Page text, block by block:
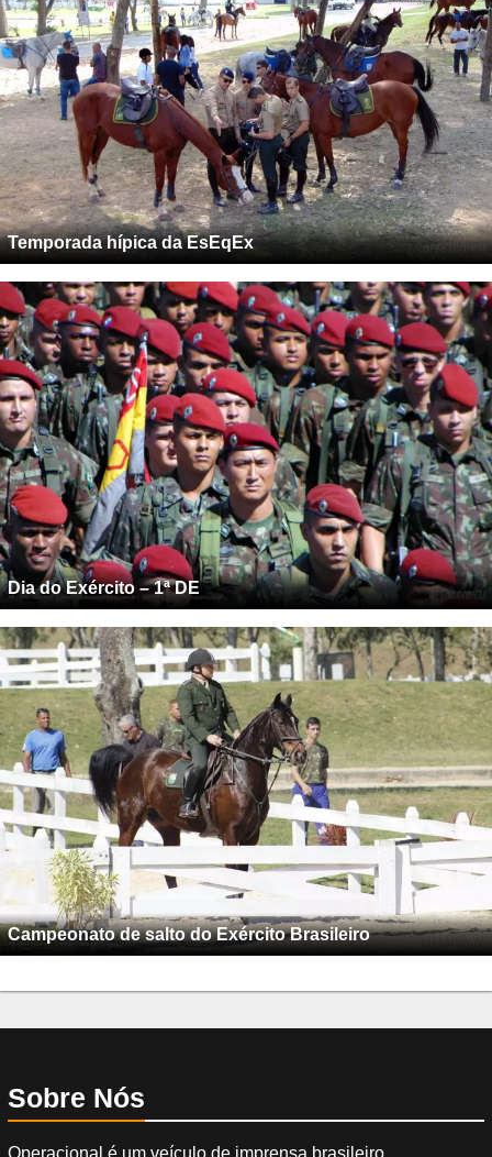
Temporada hípica da EsEqEx
Dia do Exército – 1ª DE
Campeonato de salto do Exército Brasileiro
Sobre Nós
Operacional é um veículo de imprensa brasileiro